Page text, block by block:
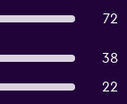
72
38
22